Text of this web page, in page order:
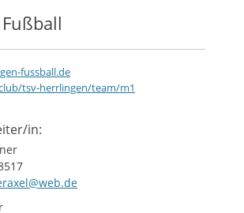
fussball.de
tsv-herrlingen/team/m1
in: